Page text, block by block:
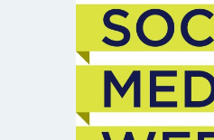
ST SUMMIT
MULHERES
GESTORAS
HOMEST
HOME